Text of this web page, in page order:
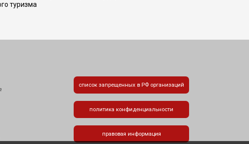
туризма
список запрещенных в РФ организаций
политика конфиденциальности
правовая информация